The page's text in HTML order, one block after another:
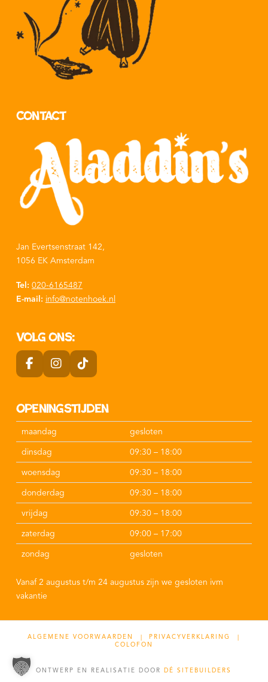
Contact
Jan Evertsenstraat 142,
1056 EK Amsterdam
Tel: 020-6165487
E-mail: info@notenhoek.nl
Volg ons:
Openingstijden
maandag
gesloten
dinsdag
09:30 – 18:00
woensdag
09:30 – 18:00
donderdag
09:30 – 18:00
vrijdag
09:30 – 18:00
zaterdag
09:00 – 17:00
zondag
gesloten
Vanaf 2 augustus t/m 24 augustus zijn we gesloten ivm
vakantie
ALGEMENE VOORWAARDEN |
PRIVACYVERKLARING |
COLOFON
ONTWERP EN REALISATIE DOORDÉ SITEBUILDERS